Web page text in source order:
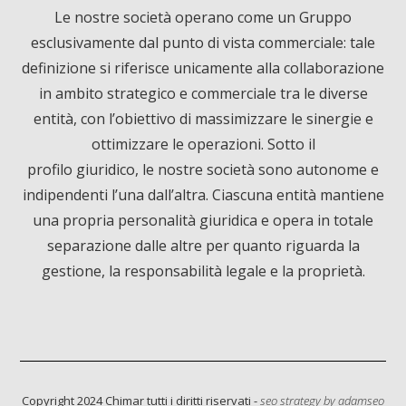
b
o
e
d
u
b
e
Le nostre società operano come un Gruppo
esclusivamente dal punto di vista commerciale: tale
definizione si riferisce unicamente alla collaborazione
in ambito strategico e commerciale tra le diverse
entità, con l’obiettivo di massimizzare le sinergie e
ottimizzare le operazioni. Sotto il
profilo giuridico, le nostre società sono autonome e
indipendenti l’una dall’altra. Ciascuna entità mantiene
una propria personalità giuridica e opera in totale
separazione dalle altre per quanto riguarda la
gestione, la responsabilità legale e la proprietà.
Copyright 2024 Chimar tutti i diritti riservati -seo strategy byadamseo
Informativa sulla raccolta